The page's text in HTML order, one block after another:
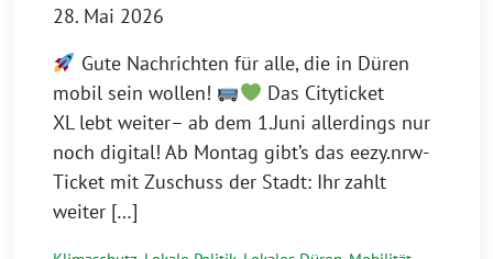
28. Mai 2026
Gute Nachrichten für alle, die in Düren
mobil sein wollen!
Das Cityticket
XL lebt weiter– ab dem 1.Juni allerdings nur
noch digital! Ab Montag gibt’s das eezy.nrw-
Ticket mit Zuschuss der Stadt: Ihr zahlt
weiter […]